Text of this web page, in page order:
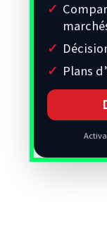
Plans